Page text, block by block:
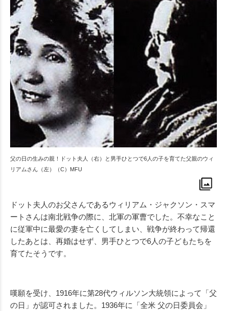
父の日の生みの親！ドット夫人（右）と男手ひとつで6人の子を育てた父親のウィ
リアムさん（左）（C）MFU
ドット夫人のお父さんであるウィリアム・ジャクソン・スマ
ートさんは南北戦争の際に、北軍の軍曹でした。不幸なこと
に従軍中に最愛の妻を亡くしてしまい、戦争が終わって帰還
したあとは、再婚はせず、男手ひとつで6人の子どもたちを
育てたそうです。
嘆願を受け、1916年に第28代ウィルソン大統領によって「父
の日」が認可されました。1936年に「全米 父の日委員会」